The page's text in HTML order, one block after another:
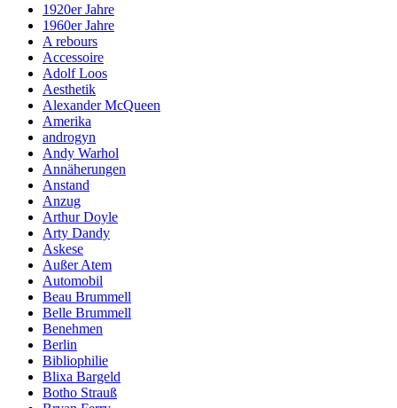
1920er Jahre
1960er Jahre
A rebours
Accessoire
Adolf Loos
Aesthetik
Alexander McQueen
Amerika
androgyn
Andy Warhol
Annäherungen
Anstand
Anzug
Arthur Doyle
Arty Dandy
Askese
Außer Atem
Automobil
Beau Brummell
Belle Brummell
Benehmen
Berlin
Bibliophilie
Blixa Bargeld
Botho Strauß